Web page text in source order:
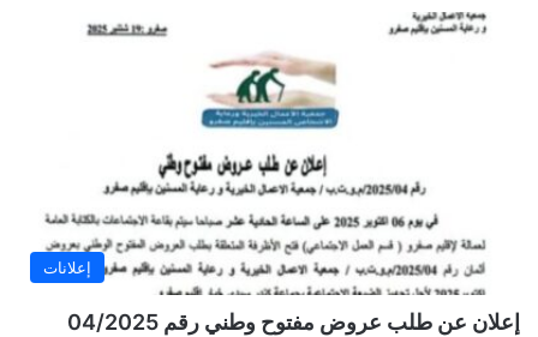
إعلانات
إعلان عن طلب عروض مفتوح وطني رقم 04/2025